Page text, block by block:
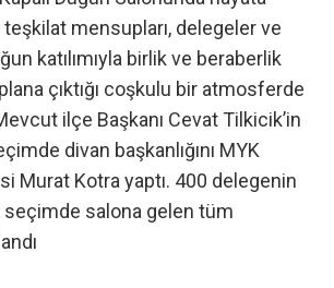
mensupları, delegeler ve
katılımıyla birlik ve beraberlik
çıktığı coşkulu bir atmosferde
ilçe Başkanı Cevat Tilkicik’in
divan başkanlığını MYK
Murat Kotra yaptı. 400 delegenin
seçimde salona gelen tüm